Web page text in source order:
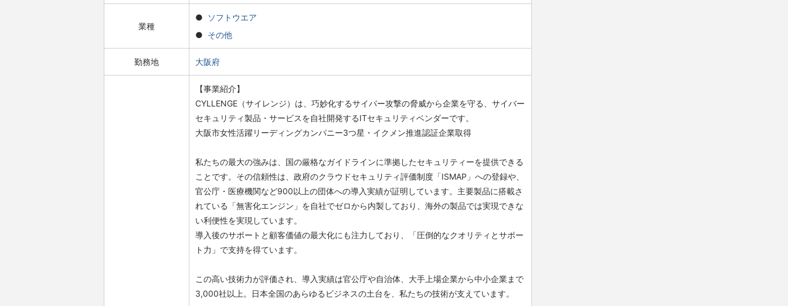
業種
ソフトウエア
その他
勤務地 大阪府
【事業紹介】
CYLLENGE（サイレンジ）は、巧妙化するサイバー攻撃の脅威から企業を守る、サイバー
セキュリティ製品・サービスを自社開発するITセキュリティベンダーです。
大阪市女性活躍リーディングカンパニー3つ星・イクメン推進認証企業取得
私たちの最大の強みは、国の厳格なガイドラインに準拠したセキュリティーを提供できる
ことです。その信頼性は、政府のクラウドセキュリティ評価制度「ISMAP」への登録や、
官公庁・医療機関など900以上の団体への導入実績が証明しています。主要製品に搭載さ
れている「無害化エンジン」を自社でゼロから内製しており、海外の製品では実現できな
い利便性を実現しています。
導入後のサポートと顧客価値の最大化にも注力しており、「圧倒的なクオリティとサポー
ト力」で支持を得ています。
この高い技術力が評価され、導入実績は官公庁や自治体、大手上場企業から中小企業まで
3,000社以上。日本全国のあらゆるビジネスの土台を、私たちの技術が支えています。